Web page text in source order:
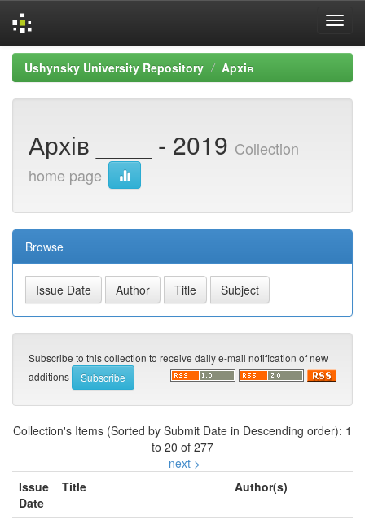
Skip
navigation
Ushynsky University Repository Apxiв
Архів ____ - 2019 Collection
home page
Browse
Subscribe to this collection to receive daily e-mail notification of new
additions
Collection's Items (Sorted by Submit Date in Descending order): 1
to 20 of 277
next >
Issue
Date
Title Author(s)